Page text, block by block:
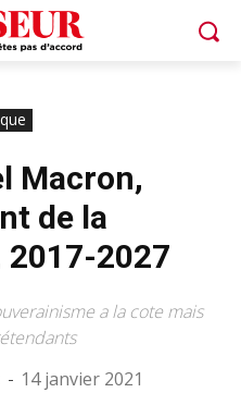
Macron,
de la
2017-2027
a la cote mais
- 14 janvier 2021